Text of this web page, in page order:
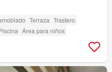
Terraza Trastero
Área para niños